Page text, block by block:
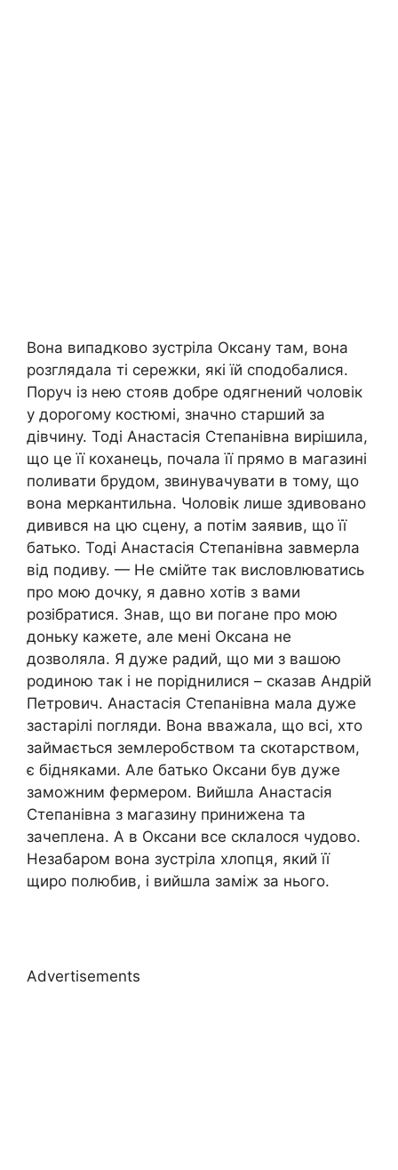
Вона випадково зустріла Оксану там, вона
розглядала ті сережки, які їй сподобалися.
Поруч із нею стояв добре одягнений чоловік
у дорогому костюмі, значно старший за
дівчину. Тоді Анастасія Степанівна вирішила,
що це її коханець, почала її прямо в магазині
поливати брудом, звинувачувати в тому, що
вона меркантильна. Чоловік лише здивовано
дивився на цю сцену, а потім заявив, що її
батько. Тоді Анастасія Степанівна завмерла
від подиву. — Не смійте так висловлюватись
про мою дочку, я давно хотів з вами
розібратися. Знав, що ви погане про мою
доньку кажете, але мені Оксана не
дозволяла. Я дуже радий, що ми з вашою
родиною так і не поріднилися – сказав Андрій
Петрович. Анастасія Степанівна мала дуже
застарілі погляди. Вона вважала, що всі, хто
займається землеробством та скотарством,
є бідняками. Але батько Оксани був дуже
заможним фермером. Вийшла Анастасія
Степанівна з магазину принижена та
зачеплена. А в Оксани все склалося чудово.
Незабаром вона зустріла хлопця, який її
щиро полюбив, і вийшла заміж за нього.
Advertisements